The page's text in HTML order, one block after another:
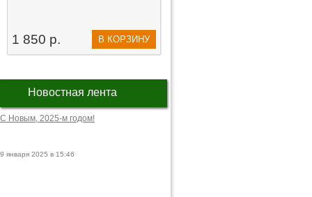
1 850 р. В КОРЗИНУ
Новостная лента
С Новым, 2025-м годом!
9 января 2025 в 15:46